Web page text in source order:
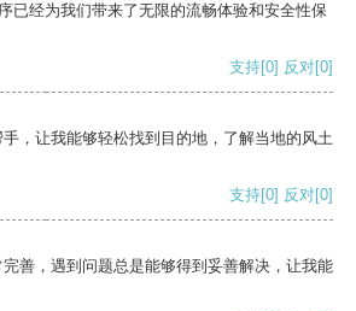
已经为我们带来了无限的流畅体验和安全性保
支持[0] 反对[0]
，让我能够轻松找到目的地，了解当地的风土
支持[0] 反对[0]
善，遇到问题总是能够得到妥善解决，让我能